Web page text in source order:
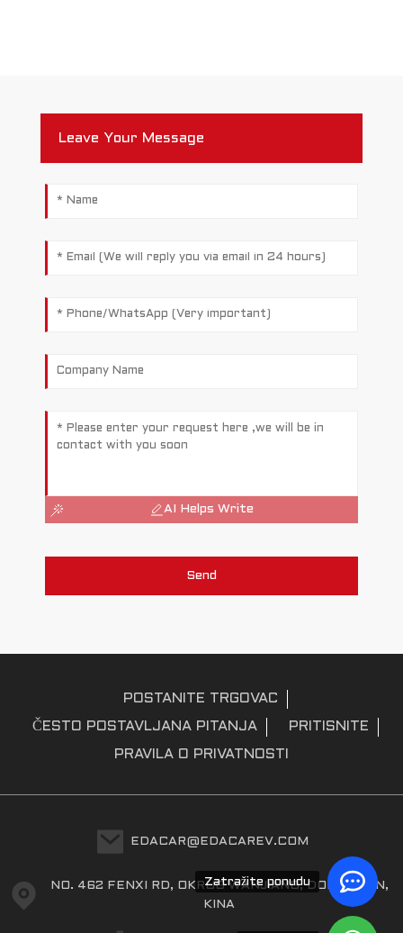
Zatražite ponudu
Leave Your Message
AI Helps Write
Send
POSTANITE TRGOVAC
ČESTO POSTAVLJANA PITANJA PRITISNITE
PRAVILA O PRIVATNOSTI
EDACAR@EDACAREV.COM
NO. 462 FENXI RD, OKRUG WANJIANG, DONGGUAN,
KINA